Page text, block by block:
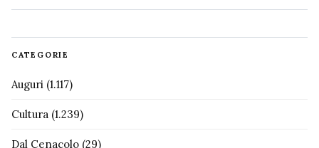
CATEGORIE
Auguri (1.117)
Cultura (1.239)
Dal Cenacolo (29)